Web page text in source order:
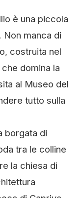
è una piccola
manca di
costruita nel
domina la
al Museo del
tutto sulla
borgata di
tra le colline
la chiesa di